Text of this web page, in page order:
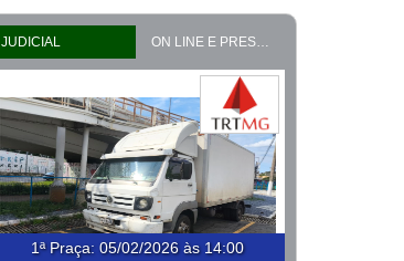
JUDICIAL ON LINE E PRESENCIAL
1ª Praça:05/02/2026 às 14:00